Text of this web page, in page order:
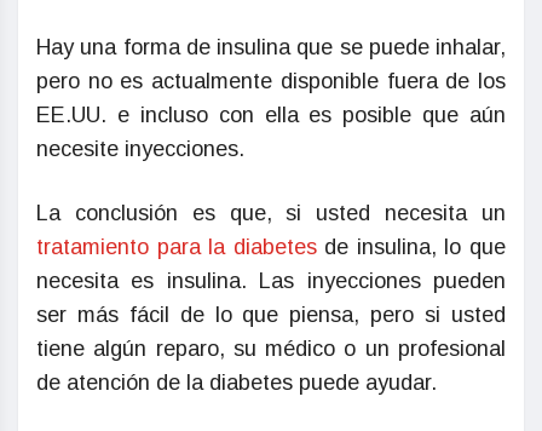
Hay una forma de insulina que se puede inhalar,
pero no es actualmente disponible fuera de los
EE.UU. e incluso con ella es posible que aún
necesite inyecciones.
La conclusión es que, si usted necesita un
tratamiento para la diabetesde insulina, lo que
necesita es insulina. Las inyecciones pueden
ser más fácil de lo que piensa, pero si usted
tiene algún reparo, su médico o un profesional
de atención de la diabetes puede ayudar.